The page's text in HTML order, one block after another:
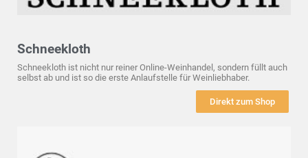
Schneekloth
Schneekloth ist nicht nur reiner Online-Weinhandel, sondern füllt auch
selbst ab und ist so die erste Anlaufstelle für Weinliebhaber.
Direkt zum Shop